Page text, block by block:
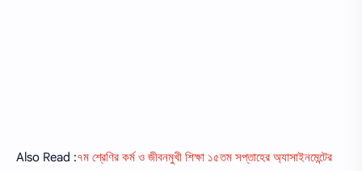
Also Read :৭ম শ্রেণির কর্ম ও জীবনমুখী শিক্ষা ১৫তম সপ্তাহের অ্যাসাইনমেন্টের